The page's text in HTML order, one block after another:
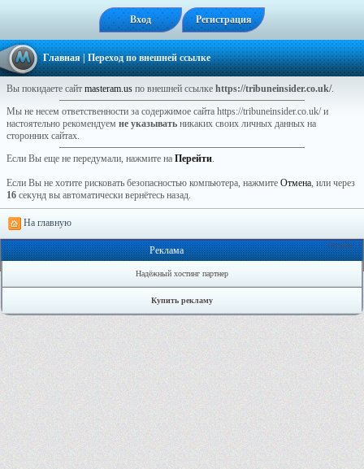
Вход Регистрация
Главная| Переход по внешней ссылке
Вы покидаете сайт masteram.us по внешней ссылке https://tribuneinsider.co.uk/.
Мы не несем ответственности за содержимое сайта https://tribuneinsider.co.uk/ и
настоятельно рекомендуем не указывать никаких своих личных данных на
сторонних сайтах.
Если Вы еще не передумали, нажмите на Перейти.
Если Вы не хотите рисковать безопасностью компьютера, нажмите Отмена, или через
16 секунд вы автоматически вернётесь назад.
На главную
Онлайн: 1
Реклама
Надёжный хостинг партнер
Купить рекламу